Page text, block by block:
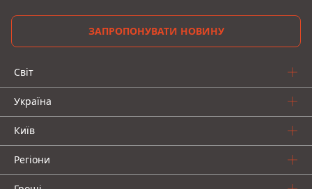
ЗАПРОПОНУВАТИ НОВИНУ
Світ
Україна
Київ
Регіони